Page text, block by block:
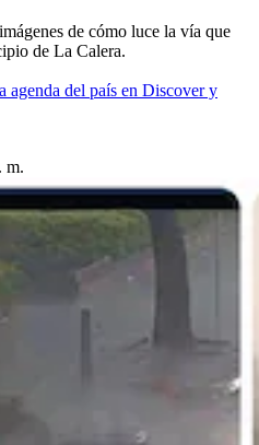
de cómo luce la vía que
de La Calera.
agenda del país en Discover y
m.